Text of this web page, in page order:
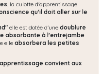
, la culotte d'apprentissage
qu'il doit aller sur le
elle est dotée d'une doublure
absorbante à l'entrejambe
elle absorbera les petites
convient aux